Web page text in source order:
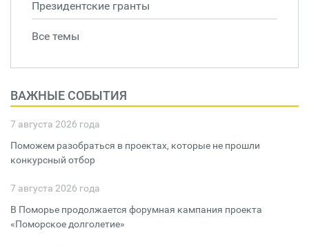
Президентские гранты
Все темы
ВАЖНЫЕ СОБЫТИЯ
7 августа 2026 года
Поможем разобраться в проектах, которые не прошли
конкурсный отбор
7 августа 2026 года
В Поморье продолжается форумная кампания проекта
«Поморское долголетие»